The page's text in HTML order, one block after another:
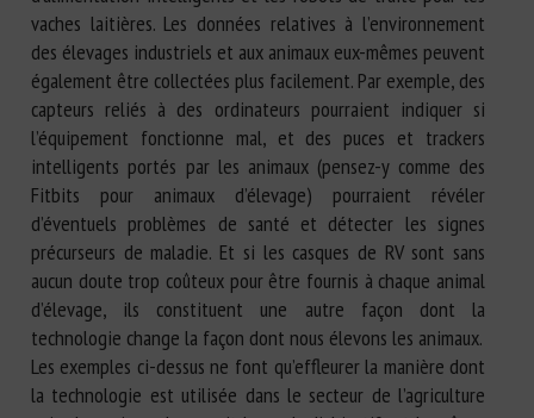
vaches laitières. Les données relatives à l’environnement
des élevages industriels et aux animaux eux-mêmes peuvent
également être collectées plus facilement. Par exemple, des
capteurs reliés à des ordinateurs pourraient indiquer si
l’équipement fonctionne mal, et des puces et trackers
intelligents portés par les animaux (pensez-y comme des
Fitbits pour animaux d’élevage) pourraient révéler
d’éventuels problèmes de santé et détecter les signes
précurseurs de maladie. Et si les casques de RV sont sans
aucun doute trop coûteux pour être fournis à chaque animal
d’élevage, ils constituent une autre façon dont la
technologie change la façon dont nous élevons les animaux.
Les exemples ci-dessus ne font qu’effleurer la manière dont
la technologie est utilisée dans le secteur de l’agriculture